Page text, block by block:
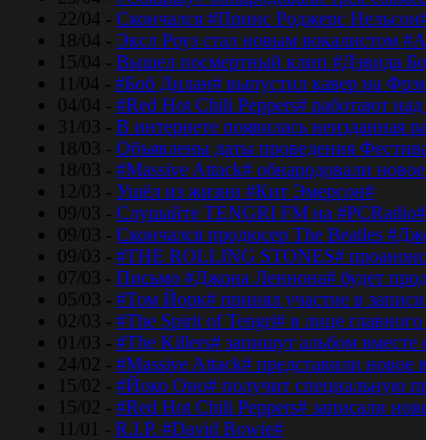
22/04 - Скончался #Принс Роджерс
18/04 - Эксл Роуз стал новым вокалистом
15/04 - Вышел посмертный клип #Дэвида
11/04 - #Боб Дилан# выпустил кавер на
04/04 - #Red Hot Chili Peppers# работают
31/03 - В интернете появилась неизданная
18/03 - Объявлены даты проведения
18/03 - #Massive Attack# обнародовали
12/03 - Ушёл из жизни #Кит Эмерсон#
09/03 - Слушайте TENGRI FM на #PCRadio#
09/03 - Скончался продюсер The Beatles
09/03 - #THE ROLLING STONES#
07/03 - Письмо #Джона Леннона# будет
05/03 - #Том Йорк# принял участие в
02/03 - #The Spirit of Tengri# в лице
01/03 - #The Killers# запишут альбом
24/02 - #Massive Attack# представили новое
15/02 - #Йоко Оно# получит специальную
15/02 - #Red Hot Chili Peppers# записали
11/01 - R.I.P. #David Bowie#